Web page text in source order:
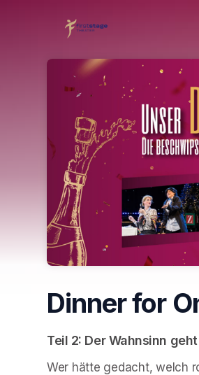
Dinner for
Teil 2: Der Wahnsinn
Wer hätte gedacht, welch